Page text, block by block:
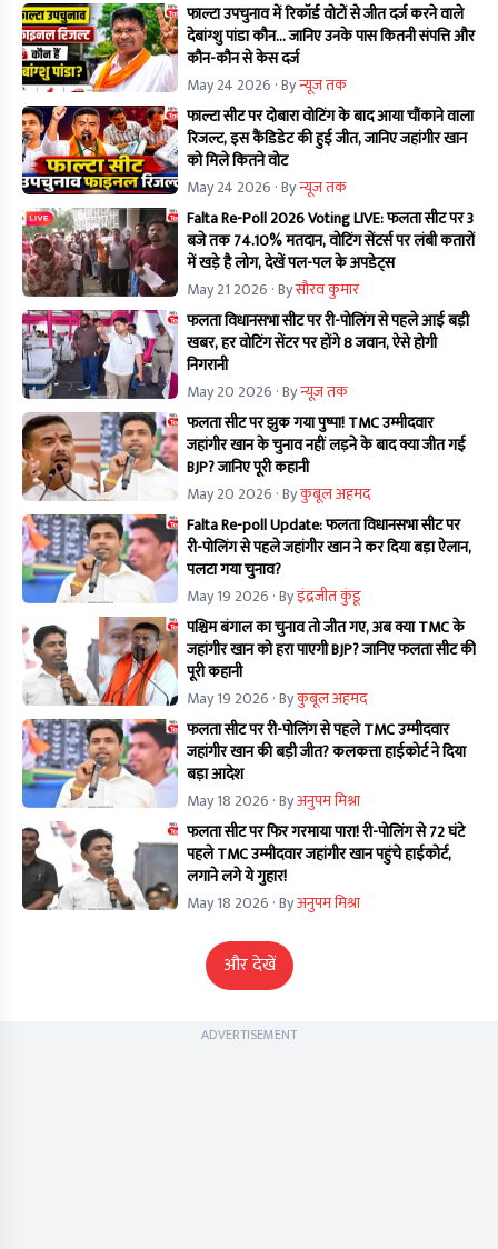
फाल्टा उपचुनाव में रिकॉर्ड वोटों से जीत दर्ज करने वाले
देबांग्शु पांडा कौन… जानिए उनके पास कितनी संपत्ति और
कौन-कौन से केस दर्ज
May 24 2026 · Byन्यूज तक
फाल्टा सीट पर दोबारा वोटिंग के बाद आया चौंकाने वाला
रिजल्ट, इस कैंडिडेट की हुई जीत, जानिए जहांगीर खान
को मिले कितने वोट
May 24 2026 · Byन्यूज तक
Falta Re-Poll 2026 Voting LIVE: फलता सीट पर 3
बजे तक 74.10% मतदान, वोटिंग सेंटर्स पर लंबी कतारों
में खड़े है लोग, देखें पल-पल के अपडेट्स
May 21 2026 · Byसौरव कुमार
फलता विधानसभा सीट पर री-पोलिंग से पहले आई बड़ी
खबर, हर वोटिंग सेंटर पर होंगे 8 जवान, ऐसे होगी
निगरानी
May 20 2026 · Byन्यूज तक
फलता सीट पर झुक गया पुष्पा! TMC उम्मीदवार
जहांगीर खान के चुनाव नहीं लड़ने के बाद क्या जीत गई
BJP? जानिए पूरी कहानी
May 20 2026 · Byकुबूल अहमद
Falta Re-poll Update: फलता विधानसभा सीट पर
री-पोलिंग से पहले जहांगीर खान ने कर दिया बड़ा ऐलान,
पलटा गया चुनाव?
May 19 2026 · Byइंद्रजीत कुंडू
पश्चिम बंगाल का चुनाव तो जीत गए, अब क्या TMC के
जहांगीर खान को हरा पाएगी BJP? जानिए फलता सीट की
पूरी कहानी
May 19 2026 · Byकुबूल अहमद
फलता सीट पर री-पोलिंग से पहले TMC उम्मीदवार
जहांगीर खान की बड़ी जीत? कलकत्ता हाईकोर्ट ने दिया
बड़ा आदेश
May 18 2026 · Byअनुपम मिश्रा
फलता सीट पर फिर गरमाया पारा! री-पोलिंग से 72 घंटे
पहले TMC उम्मीदवार जहांगीर खान पहुंचे हाईकोर्ट,
लगाने लगे ये गुहार!
May 18 2026 · Byअनुपम मिश्रा
और देखें
ADVERTISEMENT